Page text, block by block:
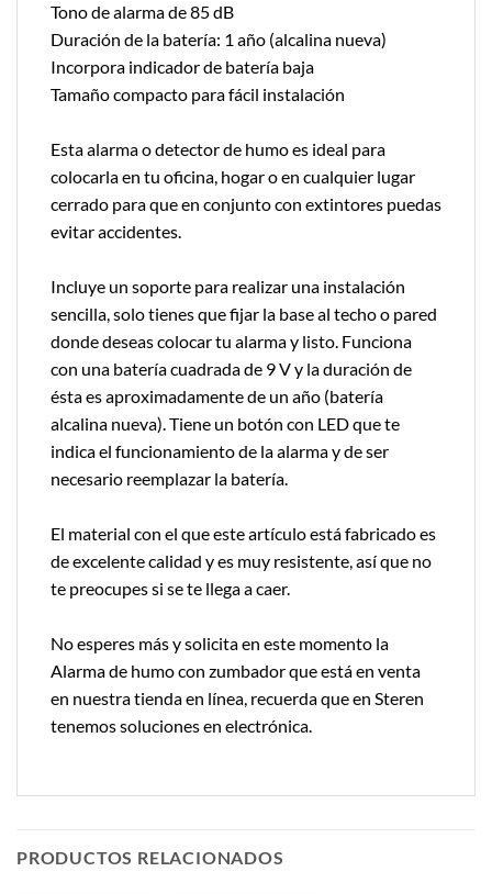
Tono de alarma de 85 dB
Duración de la batería: 1 año (alcalina nueva)
Incorpora indicador de batería baja
Tamaño compacto para fácil instalación
Esta alarma o detector de humo es ideal para
colocarla en tu oficina, hogar o en cualquier lugar
cerrado para que en conjunto con extintores puedas
evitar accidentes.
Incluye un soporte para realizar una instalación
sencilla, solo tienes que fijar la base al techo o pared
donde deseas colocar tu alarma y listo. Funciona
con una batería cuadrada de 9 V y la duración de
ésta es aproximadamente de un año (batería
alcalina nueva). Tiene un botón con LED que te
indica el funcionamiento de la alarma y de ser
necesario reemplazar la batería.
El material con el que este artículo está fabricado es
de excelente calidad y es muy resistente, así que no
te preocupes si se te llega a caer.
No esperes más y solicita en este momento la
Alarma de humo con zumbador que está en venta
en nuestra tienda en línea, recuerda que en Steren
tenemos soluciones en electrónica.
PRODUCTOS RELACIONADOS